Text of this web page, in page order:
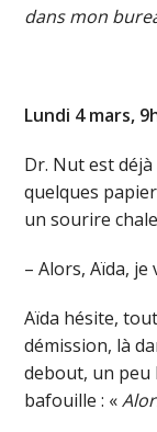
dans mon
Lundi 4 mars,
Dr. Nut est
quelques
un sourire
– Alors, Aïda, je
Aïda hésite,
démission, là
debout, un peu
bafouille : «